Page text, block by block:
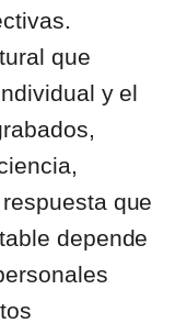
que
y el
que
depende